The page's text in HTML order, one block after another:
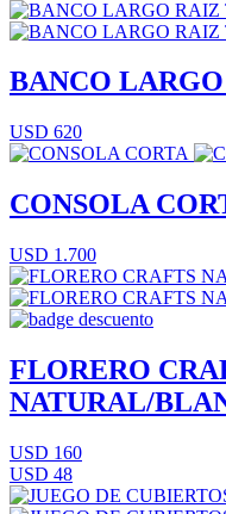
BANCO
USD 620
CONSOLA
USD 1.700
FLORERO
NATURAL/
USD 160
USD 48